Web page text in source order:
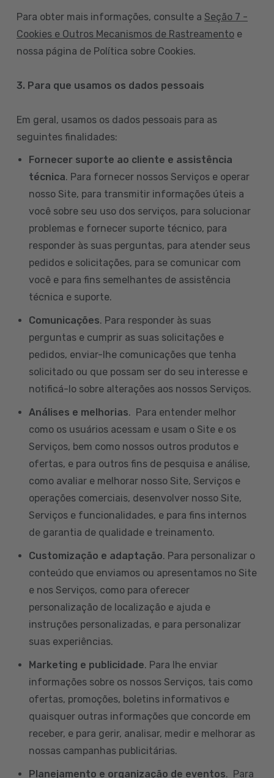
Para obter mais informações, consulte a Seção 7 -
Cookies e Outros Mecanismos de Rastreamento e
nossa página de Política sobre Cookies.
3. Para que usamos os dados pessoais
Em geral, usamos os dados pessoais para as
seguintes finalidades:
Fornecer suporte ao cliente e assistência
técnica. Para fornecer nossos Serviços e operar
nosso Site, para transmitir informações úteis a
você sobre seu uso dos serviços, para solucionar
problemas e fornecer suporte técnico, para
responder às suas perguntas, para atender seus
pedidos e solicitações, para se comunicar com
você e para fins semelhantes de assistência
técnica e suporte.
Comunicações. Para responder às suas
perguntas e cumprir as suas solicitações e
pedidos, enviar-lhe comunicações que tenha
solicitado ou que possam ser do seu interesse e
notificá-lo sobre alterações aos nossos Serviços.
Análises e melhorias. Para entender melhor
como os usuários acessam e usam o Site e os
Serviços, bem como nossos outros produtos e
ofertas, e para outros fins de pesquisa e análise,
como avaliar e melhorar nosso Site, Serviços e
operações comerciais, desenvolver nosso Site,
Serviços e funcionalidades, e para fins internos
de garantia de qualidade e treinamento.
Customização e adaptação. Para personalizar o
conteúdo que enviamos ou apresentamos no Site
e nos Serviços, como para oferecer
personalização de localização e ajuda e
instruções personalizadas, e para personalizar
suas experiências.
Marketing e publicidade. Para lhe enviar
informações sobre os nossos Serviços, tais como
ofertas, promoções, boletins informativos e
quaisquer outras informações que concorde em
receber, e para gerir, analisar, medir e melhorar as
nossas campanhas publicitárias.
Planejamento e organização de eventos. Para